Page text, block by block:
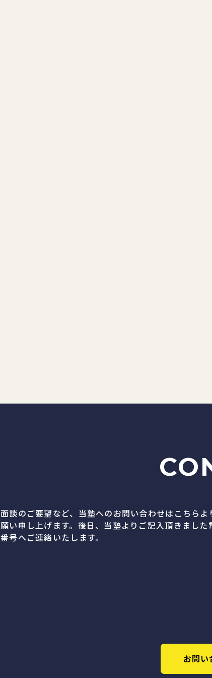
面談のご要望など、当塾へのお問い合わせはこちらよ
願い申し上げます。後日、当塾よりご記入頂きました
番号へご連絡いたします。
お問い